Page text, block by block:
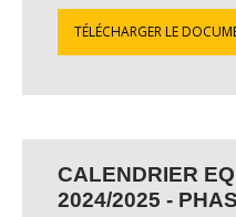
TÉLÉCHARGER LE
CALENDRIER
2024/2025 -